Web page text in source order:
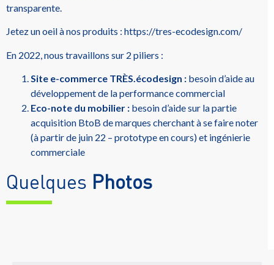
transparente.
Jetez un oeil à nos produits : https://tres-ecodesign.com/
En 2022, nous travaillons sur 2 piliers :
Site e-commerce TRÈS.écodesign : besoin d’aide au
développement de la performance commercial
Eco-note du mobilier : besoin d’aide sur la partie
acquisition BtoB de marques cherchant à se faire noter
(à partir de juin 22 – prototype en cours) et ingénierie
commerciale
Quelques Photos